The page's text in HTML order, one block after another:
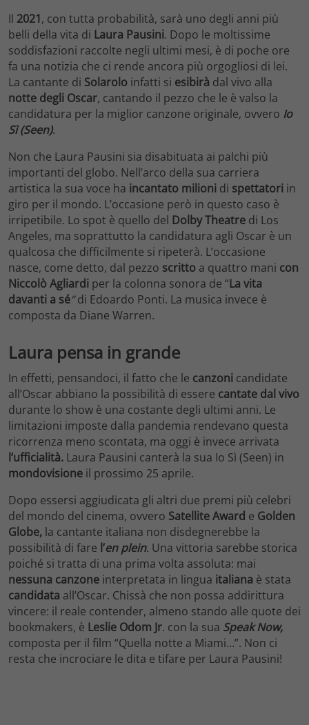
Il 2021, con tutta probabilità, sarà uno degli anni più
belli della vita di Laura Pausini. Dopo le moltissime
soddisfazioni raccolte negli ultimi mesi, è di poche ore
fa una notizia che ci rende ancora più orgogliosi di lei.
La cantante di Solarolo infatti si esibirà dal vivo alla
notte degli Oscar, cantando il pezzo che le è valso la
candidatura per la miglior canzone originale, ovvero Io
Sì (Seen).
Non che Laura Pausini sia disabituata ai palchi più
importanti del globo. Nell’arco della sua carriera
artistica la sua voce ha incantato milioni di spettatori in
giro per il mondo. L’occasione però in questo caso è
irripetibile. Lo spot è quello del Dolby Theatre di Los
Angeles, ma soprattutto la candidatura agli Oscar è un
qualcosa che difficilmente si ripeterà. L’occasione
nasce, come detto, dal pezzo scritto a quattro mani con
Niccolò Agliardi per la colonna sonora de “La vita
davanti a sé“di Edoardo Ponti. La musica invece è
composta da Diane Warren.
Laura pensa in grande
In effetti, pensandoci, il fatto che le canzoni candidate
all’Oscar abbiano la possibilità di essere cantate dal vivo
durante lo show è una costante degli ultimi anni. Le
limitazioni imposte dalla pandemia rendevano questa
ricorrenza meno scontata, ma oggi è invece arrivata
l’ufficialità. Laura Pausini canterà la sua Io Sì (Seen) in
mondovisione il prossimo 25 aprile.
Dopo essersi aggiudicata gli altri due premi più celebri
del mondo del cinema, ovvero Satellite Award e Golden
Globe, la cantante italiana non disdegnerebbe la
possibilità di fare l’en plein. Una vittoria sarebbe storica
poiché si tratta di una prima volta assoluta: mai
nessuna canzone interpretata in lingua italiana è stata
candidata all’Oscar. Chissà che non possa addirittura
vincere: il reale contender, almeno stando alle quote dei
bookmakers, è Leslie Odom Jr. con la sua Speak Now,
composta per il film “Quella notte a Miami…”. Non ci
resta che incrociare le dita e tifare per Laura Pausini!